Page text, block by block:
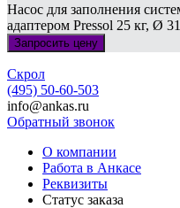
Насос для заполнения
адаптером Pressol 25 кг, Ø
Запросить цену
Скрол
(495) 50-60-503
info@ankas.ru
Обратный звонок
О компании
Работа в Анкасе
Реквизиты
Статус заказа